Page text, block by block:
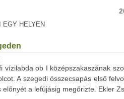
EGY HELYEN
ob I középszakaszának
A szegedi összecsapás első
a lefújásig megőrizte. Ekler